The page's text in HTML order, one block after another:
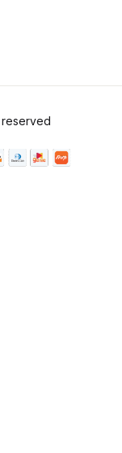
reserved